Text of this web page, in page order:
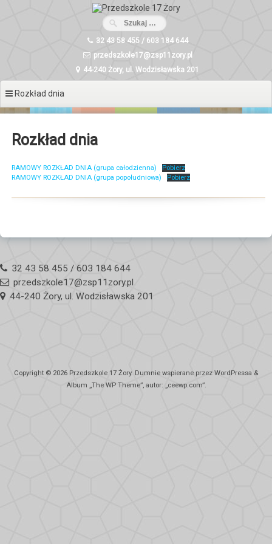
32 43 58 455 / 603 184 644
przedszkole17@zsp11zory.pl
44-240 Żory, ul. Wodzisławska 201
Rozkład dnia
Rozkład dnia
RAMOWY ROZKŁAD DNIA (grupa całodzienna)
Pobierz
RAMOWY ROZKŁAD DNIA (grupa popołudniowa)
Pobierz
32 43 58 455 / 603 184 644
przedszkole17@zsp11zory.pl
44-240 Żory, ul. Wodzisławska 201
Copyright © 2026 Przedszkole 17 Żory. Dumnie wspierane przez WordPressa &
Album „The WPTheme”, autor: „ceewp.com”.